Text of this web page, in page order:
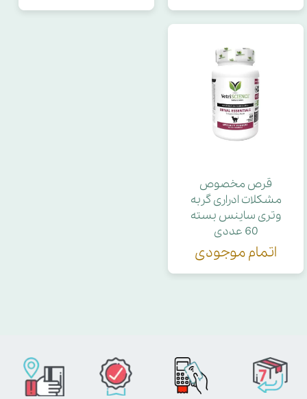
قرص مخصوص
مشکلات ادراری گربه
وتری ساینس بسته
60 عددی
اتمام موجودی